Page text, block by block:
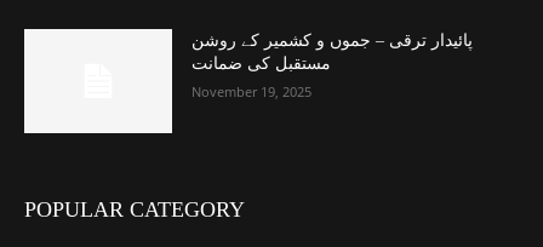
پائیدار ترقی – جموں و کشمیر کے روشن
مستقبل کی ضمانت
November 19, 2025
POPULAR CATEGORY